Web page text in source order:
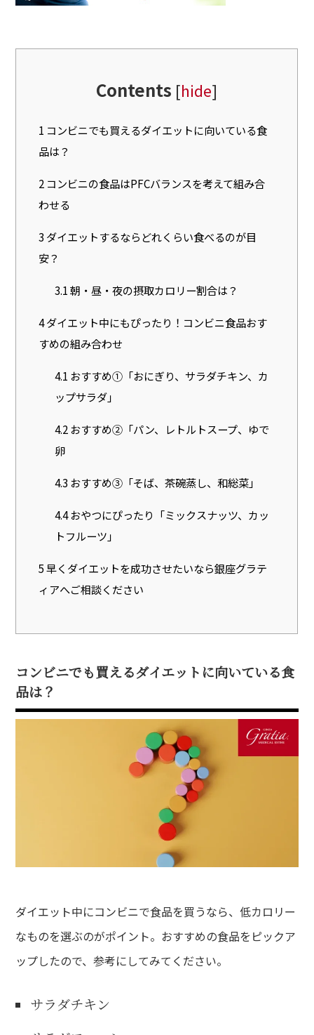
Contents [hide]
1 コンビニでも買えるダイエットに向いている食
品は？
2 コンビニの食品はPFCバランスを考えて組み合
わせる
3 ダイエットするならどれくらい食べるのが目
安？
3.1朝・昼・夜の摂取カロリー割合は？
4ダイエット中にもぴったり！コンビニ食品おす
すめの組み合わせ
4.1 おすすめ①「おにぎり、サラダチキン、カ
ップサラダ」
4.2 おすすめ②「パン、レトルトスープ、ゆで
卵
4.3 おすすめ③「そば、茶碗蒸し、和総菜」
4.4おやつにぴったり「ミックスナッツ、カッ
トフルーツ」
5早くダイエットを成功させたいなら銀座グラテ
ィアへご相談ください
コンビニでも買えるダイエットに向いている食
品は？
ダイエット中にコンビニで食品を買うなら、低カロリー
なものを選ぶのがポイント。おすすめの食品をピックア
ップしたので、参考にしてみてください。
サラダチキン